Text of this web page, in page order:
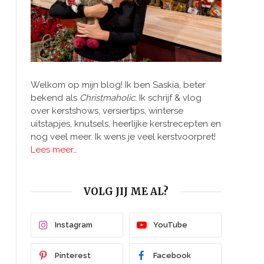
Welkom op mijn blog! Ik ben Saskia, beter
bekend als Christmaholic. Ik schrijf & vlog
over kerstshows, versiertips, winterse
uitstapjes, knutsels, heerlijke kerstrecepten en
nog veel meer. Ik wens je veel kerstvoorpret!
Lees meer…
VOLG JIJ ME AL?
Instagram YouTube
Pinterest Facebook